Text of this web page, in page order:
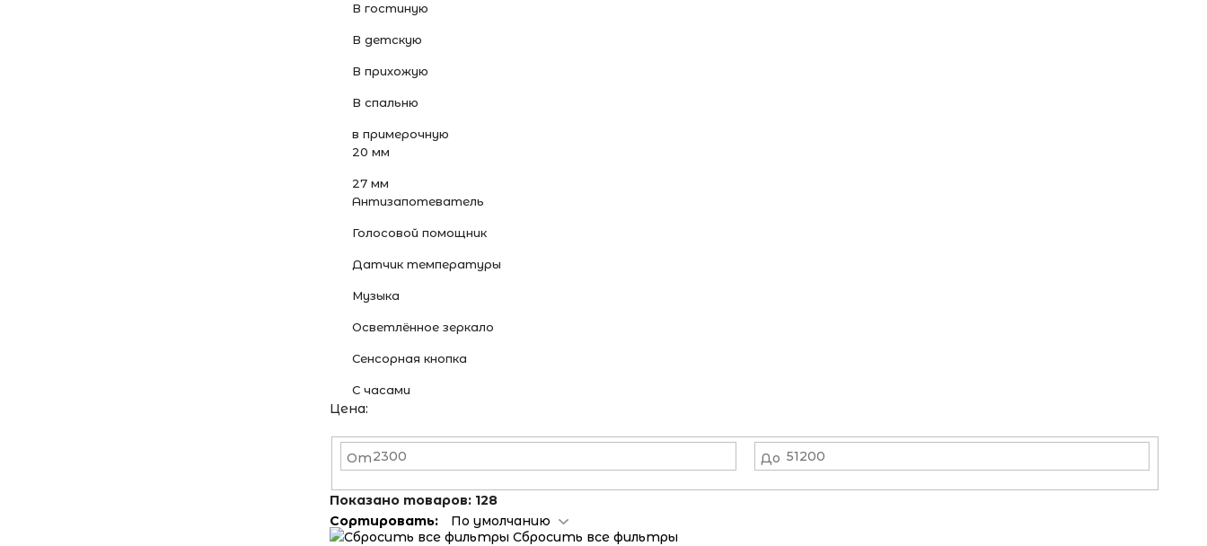
В гостиную
В детскую
В прихожую
В спальню
в примерочную
20 мм
27 мм
Антизапотеватель
Голосовой помощник
Датчик температуры
Музыка
Осветлённое зеркало
Сенсорная кнопка
С часами
Цена:
От До
Показано товаров: 128
Сортировать:
По умолчанию
Сбросить все фильтры